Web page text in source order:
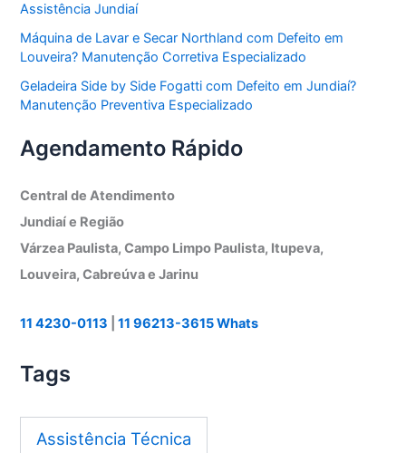
Assistência Jundiaí
Máquina de Lavar e Secar Northland com Defeito em
Louveira? Manutenção Corretiva Especializado
Geladeira Side by Side Fogatti com Defeito em Jundiaí?
Manutenção Preventiva Especializado
Agendamento Rápido
Central de Atendimento
Jundiaí e Região
Várzea Paulista, Campo Limpo Paulista, Itupeva,
Louveira, Cabreúva e Jarinu
11 4230-0113 |11 96213-3615 Whats
Tags
Assistência Técnica